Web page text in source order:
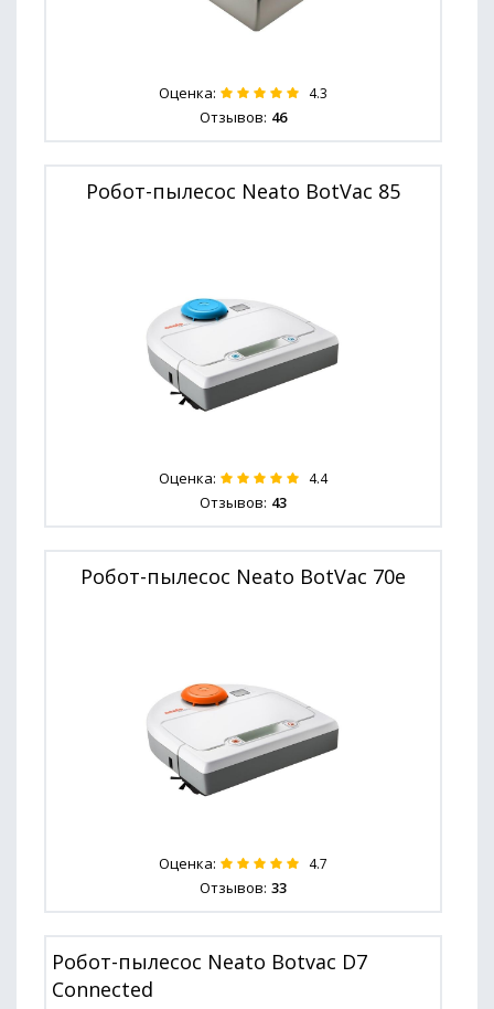
Оценка: 4.3
Отзывов: 46
Робот-пылесос Neato BotVac 85
Оценка: 4.4
Отзывов: 43
Робот-пылесос Neato BotVac 70e
Оценка: 4.7
Отзывов: 33
Робот-пылесос Neato Botvac D7
Connected